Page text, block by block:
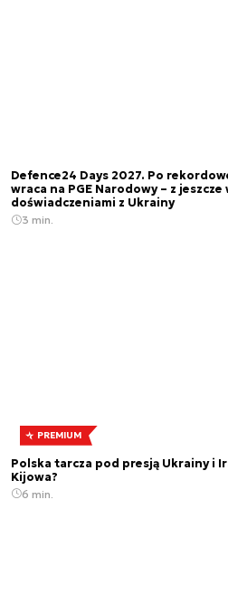
Defence24 Days 2027. Po
wraca na PGE Narodowy – z jeszcze
doświadczeniami z Ukrainy
3 min.
PREMIUM
Polska tarcza pod presją Ukrainy i
Kijowa?
6 min.